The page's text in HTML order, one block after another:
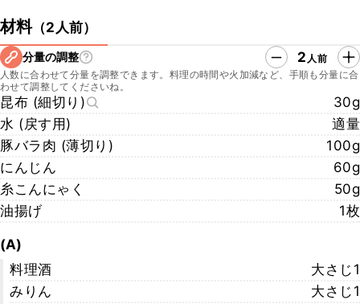
材料（2人前）
分量の調整 2 人前
人数に合わせて分量を調整できます。料理の時間や火加減など、手順も分量に合
わせて調整してくださいね。
昆布 (細切り)
30g
水 (戻す用)
適量
豚バラ肉 (薄切り)
100g
にんじん
60g
糸こんにゃく
50g
油揚げ
1枚
(A)
料理酒
大さじ1
みりん
大さじ1